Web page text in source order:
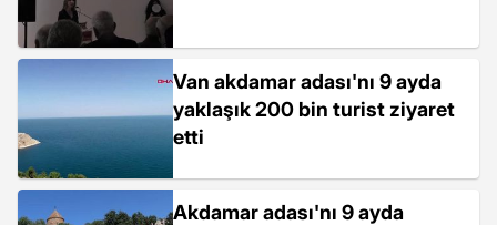
Van akdamar adası'nı 9 ayda
yaklaşık 200 bin turist ziyaret
etti
Akdamar adası'nı 9 ayda